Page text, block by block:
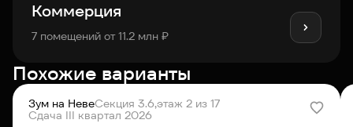
Коммерция
7 помещений от 11.2 млн ₽
Похожие варианты
Зум на НевеСекция 3.6,этаж 2 из 17
Сдача III квартал 2026